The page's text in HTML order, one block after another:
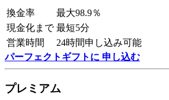
換金率
最大98.9％
現金化まで 最短5分
営業時間
24時間申し込み可能
パーフェクトギフトに 申し込む
プレミアム